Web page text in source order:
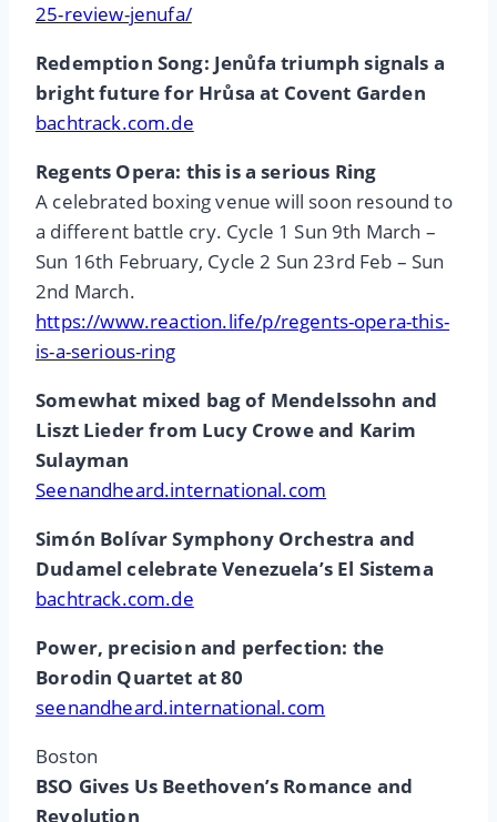
25-review-jenufa/
Redemption Song: Jenůfa triumph signals a
bright future for Hrůsa at Covent Garden
bachtrack.com.de
Regents Opera: this is a serious Ring
A celebrated boxing venue will soon resound to
a different battle cry. Cycle 1 Sun 9th March –
Sun 16th February, Cycle 2 Sun 23rd Feb – Sun
2nd March.
https://www.reaction.life/p/regents-opera-this-
is-a-serious-ring
Somewhat mixed bag of Mendelssohn and
Liszt Lieder from Lucy Crowe and Karim
Sulayman
Seenandheard.international.com
Simón Bolívar Symphony Orchestra and
Dudamel celebrate Venezuela’s El Sistema
bachtrack.com.de
Power, precision and perfection: the
Borodin Quartet at 80
seenandheard.international.com
Boston
BSO Gives Us Beethoven’s Romance and
Revolution